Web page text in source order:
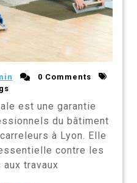
0 Comments
est une garantie
du bâtiment
à Lyon. Elle
contre les
travaux